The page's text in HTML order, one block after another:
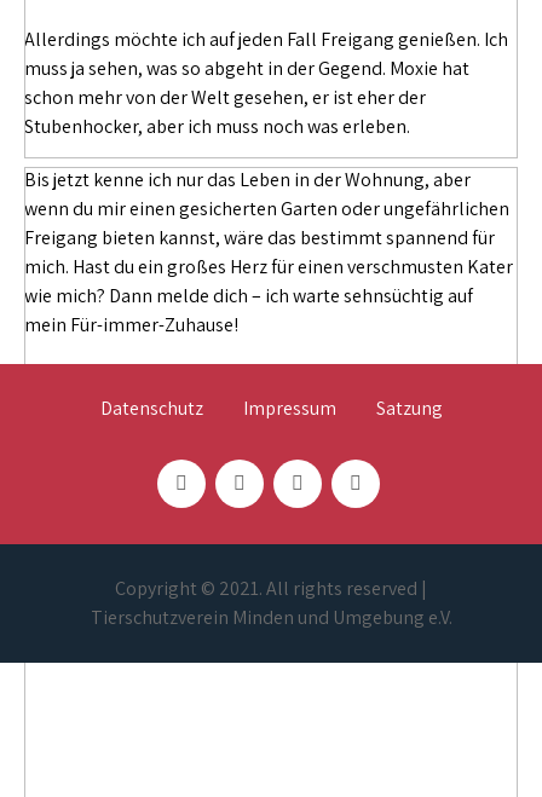
Allerdings möchte ich auf jeden Fall Freigang genießen. Ich
muss ja sehen, was so abgeht in der Gegend. Moxie hat
schon mehr von der Welt gesehen, er ist eher der
Stubenhocker, aber ich muss noch was erleben.
Bis jetzt kenne ich nur das Leben in der Wohnung, aber
wenn du mir einen gesicherten Garten oder ungefährlichen
Freigang bieten kannst, wäre das bestimmt spannend für
mich. Hast du ein großes Herz für einen verschmusten Kater
wie mich? Dann melde dich – ich warte sehnsüchtig auf
mein Für-immer-Zuhause!
Datenschutz Impressum Satzung
Copyright © 2021. All rights reserved |
Tierschutzverein Minden und Umgebung e.V.